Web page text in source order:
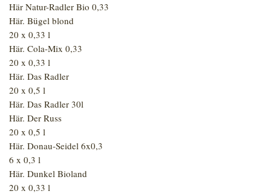
Här Natur-Radler Bio 0,33
Här. Bügel blond
20 x 0,33 l
Här. Cola-Mix 0,33
20 x 0,33 l
Här. Das Radler
20 x 0,5 l
Här. Das Radler 30l
Här. Der Russ
20 x 0,5 l
Här. Donau-Seidel 6x0,3
6 x 0,3 l
Här. Dunkel Bioland
20 x 0,33 l